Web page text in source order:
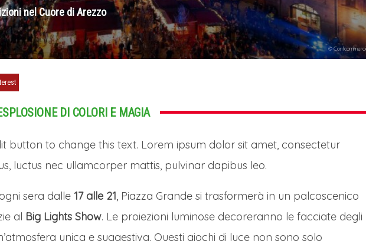
nel Cuore di Arezzo
©
DI COLORI E MAGIA
button to change this text. Lorem ipsum dolor sit amet, consectetur
luctus nec ullamcorper mattis, pulvinar dapibus leo.
sera dalle 17 alle 21 , Piazza Grande si trasformerà in un palcoscenico
al Big Lights Show. Le proiezioni luminose decoreranno le facciate degli
unica e suggestiva. Questi giochi di luce non sono solo